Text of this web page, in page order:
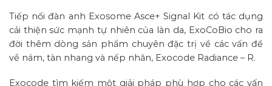
Tiếp nối đàn anh Exosome Asce+ Signal Kit có tác dụng
cải thiện sức mạnh tự nhiên của làn da, ExoCoBio cho ra
đời thêm dòng sản phẩm chuyên đặc trị về các vấn đề
về nám, tàn nhang và nếp nhăn, Exocode Radiance – R.
Exocode tìm kiếm một giải pháp phù hợp cho các vấn